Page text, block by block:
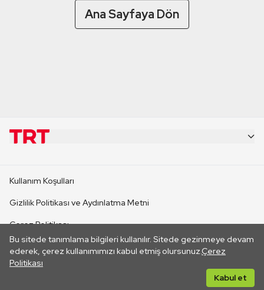
Ana Sayfaya Dön
Bu sitede tanımlama bilgileri kullanılır. Sitede gezinmeye devam
ederek, çerez kullanımımızı kabul etmiş olursunuz.Çerez
Politikası
Kabul et
CANLI YAYINLAR
Kullanım Koşulları
Gizlilik Politikası ve Aydınlatma Metni
Çerez Politikası
İletişim
Her hakkı saklıdır. ©2026 TRT. Bağlantı yoluyla gidilen dış